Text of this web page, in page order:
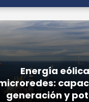
Energía
generación y